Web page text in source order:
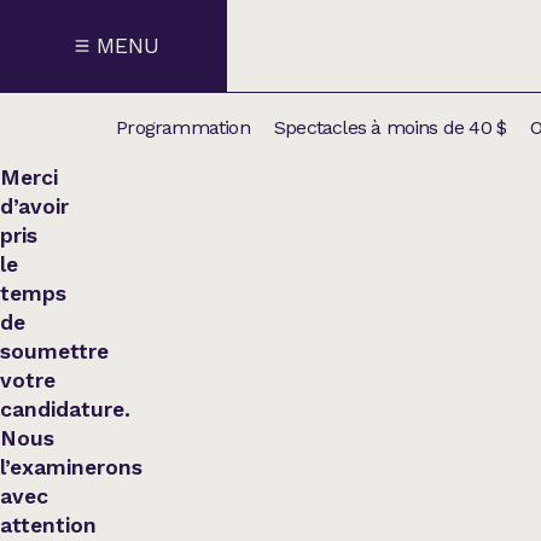
MENU
Programmation Spectacles à moins de 40 $
Merci
d’avoir
pris
le
temps
de
soumettre
votre
candidature.
Nous
l’examinerons
avec
attention